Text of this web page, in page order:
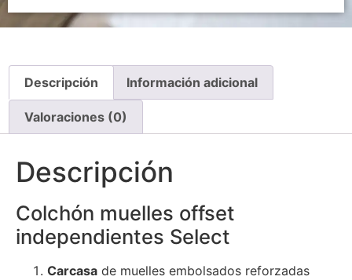
Descripción Información adicional
Valoraciones (0)
Descripción
Colchón muelles offset
independientes Select
Carcasa de muelles embolsados reforzadas